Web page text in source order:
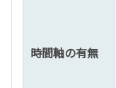
時間軸の有無